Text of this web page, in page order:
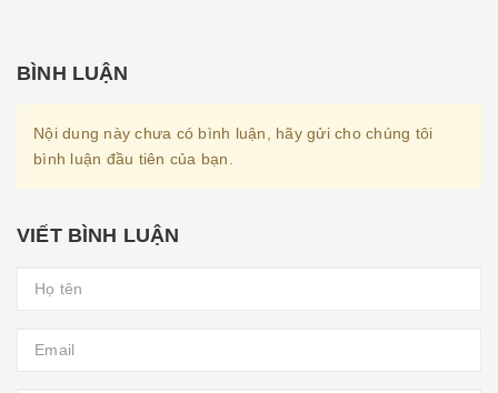
BÌNH LUẬN
Nội dung này chưa có bình luận, hãy gửi cho chúng tôi
bình luận đầu tiên của bạn.
VIẾT BÌNH LUẬN